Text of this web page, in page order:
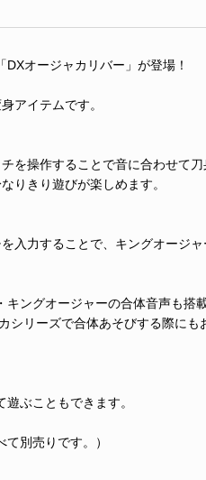
DXオージャカリバー」が登場！
アイテムです。
を操作することで音に合わせて刀
りきり遊びが楽しめます。
入力することで、キングオージ
ングオージャーの合体音声も搭載
シリーズで合体あそびする際にも
ぶこともできます。
て別売りです。）